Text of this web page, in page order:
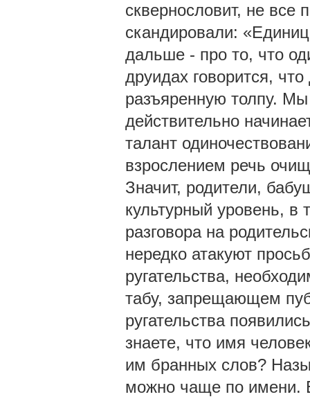
сквернословит, не все
скандировали:
дальше - про то, что
друидах говорится,
разъяренную толпу.
действительно
талант
взрослением речь
Значит, родители,
культурный уровень, в
разговора на
нередко атакуют
ругательства,
табу, запрещающем
ругательства
знаете, что имя
им бранных слов?
можно чаще по имени.